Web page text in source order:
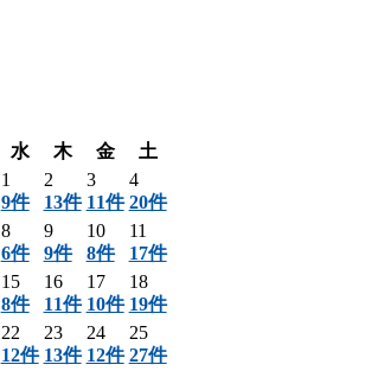
水 木 金
土
1
9件
2
13件
3
11件
4
20件
8
6件
9
9件
10
8件
11
17件
15
8件
16
11件
17
10件
18
19件
22
12件
23
13件
24
12件
25
27件